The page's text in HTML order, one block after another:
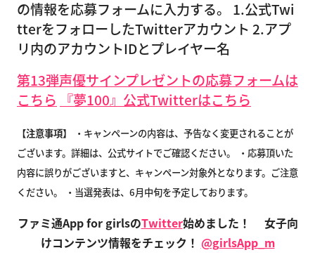
の情報を応募フォームに入力する。 1.公式Twi
tterをフォローしたTwitterアカウント 2.アプ
リ内のアカウントIDとプレイヤー名
第13弾声優サインプレゼントの応募フォームは
こちら
『夢100』公式Twitterはこちら
【注意事項】
・キャンペーンの内容は、予告なく変更されることが
ございます。詳細は、公式サイトでご確認ください。
・応募頂いた
内容に誤りがございますと、キャンペーン対象外となります。ご注意
ください。
・当選発表は、6月中旬を予定しております。
ファミ通App for girlsのTwitter始めました！
女子向
けコンテンツ情報をチェック！ @girlsApp_m